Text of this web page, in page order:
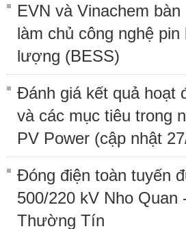
EVN và Vinachem
làm chủ công nghệ
lượng (BESS)
Đánh giá kết quả hoạt
và các mục tiêu trong
PV Power (cập nhật
Đóng điện toàn tuyến
500/220 kV Nho Quan
Thường Tín